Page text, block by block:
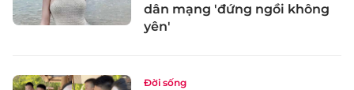
dân mạng 'đứng ngồi không
yên'
Đời sống